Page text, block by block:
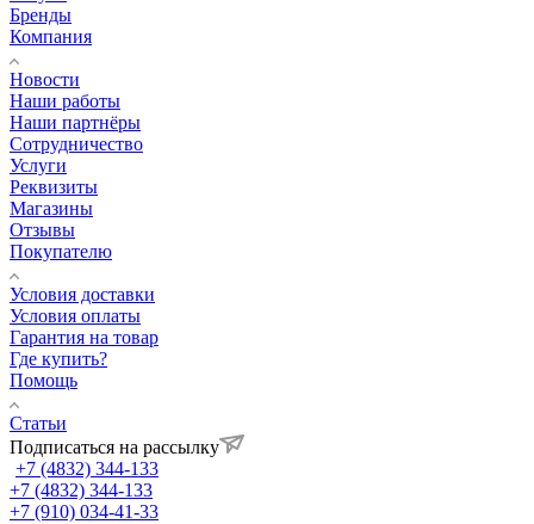
Бренды
Компания
Новости
Наши работы
Наши партнёры
Сотрудничество
Услуги
Реквизиты
Магазины
Отзывы
Покупателю
Условия доставки
Условия оплаты
Гарантия на товар
Где купить?
Помощь
Статьи
Подписаться на рассылку
+7 (4832) 344-133
+7 (4832) 344-133
+7 (910) 034-41-33